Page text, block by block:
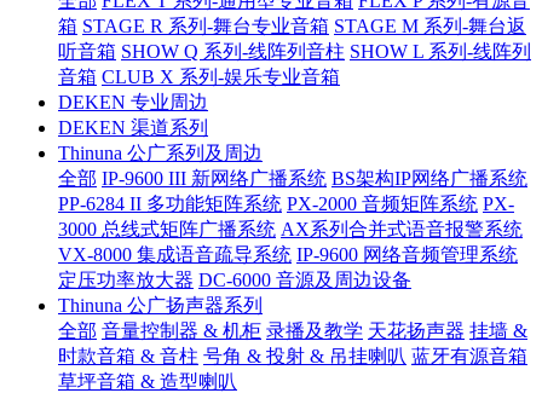
箱 STAGE R 系列-舞台专业音箱 STAGE M 系列-舞台返
听音箱 SHOW Q 系列-线阵列音柱 SHOW L 系列-线阵列
音箱 CLUB X 系列-娱乐专业音箱
DEKEN 专业周边
DEKEN 渠道系列
Thinuna 公广系列及周边
全部 IP-9600 III 新网络广播系统 BS架构IP网络广播系统
PP-6284 II 多功能矩阵系统 PX-2000 音频矩阵系统 PX-
3000 总线式矩阵广播系统 AX系列合并式语音报警系统
VX-8000 集成语音疏导系统 IP-9600 网络音频管理系统
定压功率放大器 DC-6000 音源及周边设备
Thinuna 公广扬声器系列
全部 音量控制器 & 机柜 录播及教学 天花扬声器 挂墙 &
时款音箱 & 音柱 号角 & 投射 & 吊挂喇叭 蓝牙有源音箱
草坪音箱 & 造型喇叭